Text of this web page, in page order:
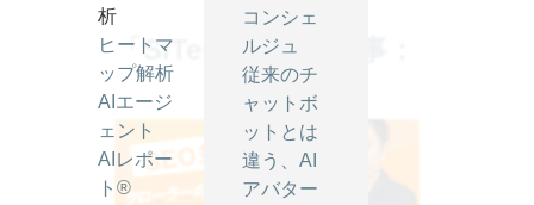
析
ヒートマ
ップ解析
AIエージ
ェント
AIレポー
ト®
コンシェ
ルジュ
従来のチ
ャットボ
ットとは
違う、AI
アバター
「SiTest TV」の記事：